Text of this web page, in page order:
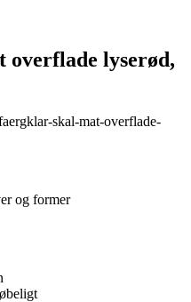
lyserød,
skal-mat-overflade-
og former